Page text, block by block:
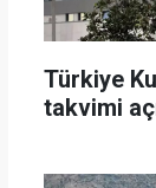
Türkiye
takvimi